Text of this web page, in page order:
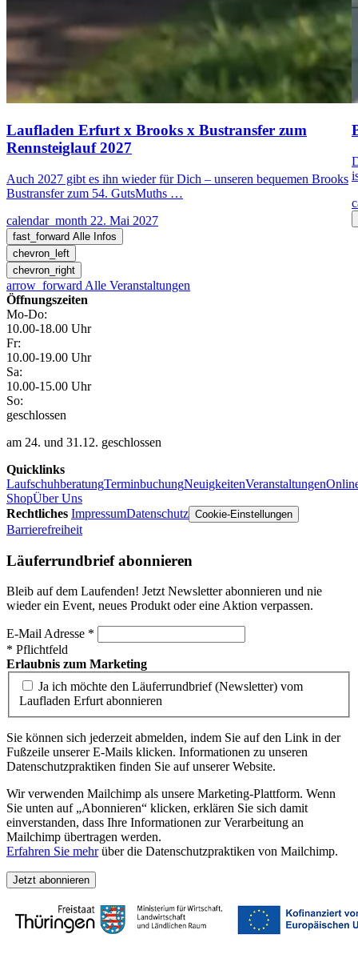
Laufladen Erfurt x Brooks x Bustransfer zum
Rennsteiglauf 2027
Auch 2027 gibt es ihn wieder für Dich – unseren bequemen Brooks
Bustransfer zum 54. GutsMuths …
calendar_month 22. Mai 2027
fast_forward Alle Infos
chevron_left
chevron_right
arrow_forward Alle Veranstaltungen
Öffnungszeiten
Mo-Do:
10.00-18.00 Uhr
Fr:
10.00-19.00 Uhr
Sa:
10.00-15.00 Uhr
So:
geschlossen
am 24. und 31.12. geschlossen
Quicklinks
LaufschuhberatungTerminbuchungNeuigkeitenVeranstaltungen
ShopÜber Uns
Rechtliches ImpressumDatenschutz Cookie-Einstellungen
Barrierefreiheit
Läuferrundbrief abonnieren
Bleib auf dem Laufenden! Jetzt Newsletter abonnieren und nie
wieder ein Event, neues Produkt oder eine Aktion verpassen.
E-Mail Adresse *
* Pflichtfeld
Erlaubnis zum Marketing
Ja ich möchte den Läuferrundbrief (Newsletter) vom
Laufladen Erfurt abonnieren
Sie können sich jederzeit abmelden, indem Sie auf den Link in der
Fußzeile unserer E-Mails klicken. Informationen zu unseren
Datenschutzpraktiken finden Sie auf unserer Website.
Wir verwenden Mailchimp als unsere Marketing-Plattform. Wenn
Sie unten auf „Abonnieren“ klicken, erklären Sie sich damit
einverstanden, dass Ihre Informationen zur Verarbeitung an
Mailchimp übertragen werden.
Erfahren Sie mehrüber die Datenschutzpraktiken von Mailchimp.